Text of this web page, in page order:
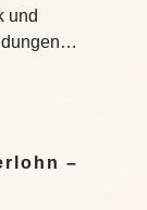
und
–